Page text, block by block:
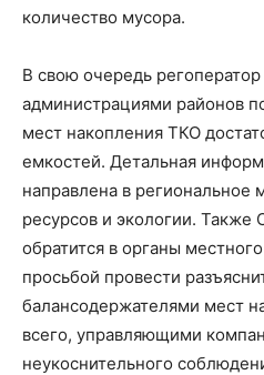
количество мусора.
В свою очередь
администрациями районов
мест накопления ТКО
емкостей. Детальная
направлена в региональное
ресурсов и экологии. Также
обратится в органы
просьбой провести
балансодержателями мест
всего, управляющими
неукоснительного